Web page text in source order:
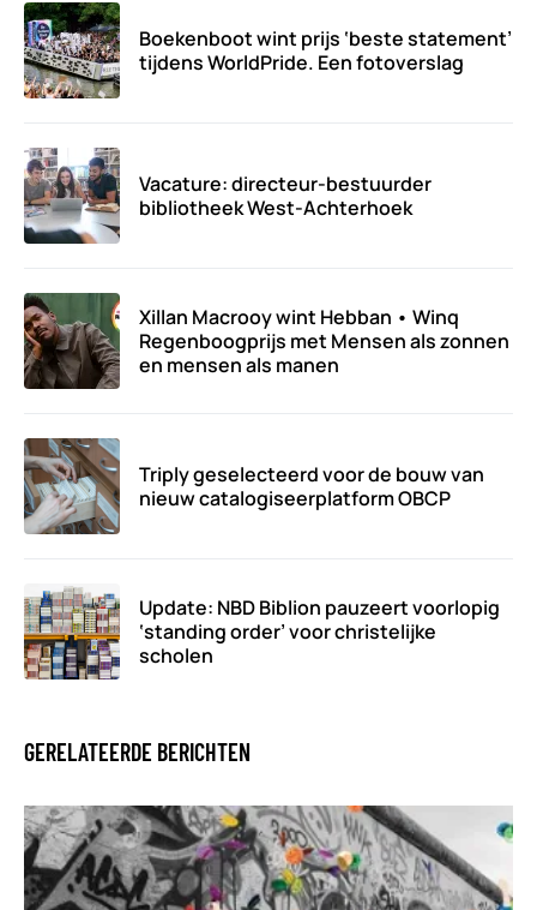
Boekenboot wint prijs ‘beste statement’
tijdens WorldPride. Een fotoverslag
Vacature: directeur-bestuurder
bibliotheek West-Achterhoek
Xillan Macrooy wint Hebban • Winq
Regenboogprijs met Mensen als zonnen
en mensen als manen
Triply geselecteerd voor de bouw van
nieuw catalogiseerplatform OBCP
Update: NBD Biblion pauzeert voorlopig
‘standing order’ voor christelijke
scholen
GERELATEERDE BERICHTEN